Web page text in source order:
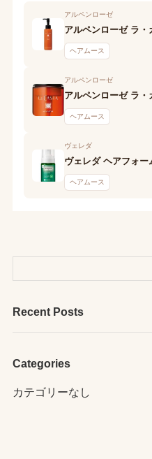
アルペンローゼ
ヘアムース
アルペンローゼ
ヘアムース
ヴェレダ
ヴェレダ ヘアフォー
ヘアムース
Recent Posts
Categories
カテゴリーなし